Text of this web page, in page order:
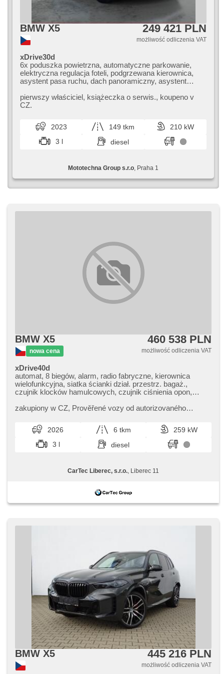
BMW X5 249 421 PLN
możliwość odliczenia VAT
xDrive30d
6x poduszka powietrzna, automatyczne parkowanie,
elektryczna regulacja foteli, podgrzewana kierownica,
asystent pasa ruchu, dach panoramiczny, asystent
opuszczane szyby, relingi dachowe, radio fabryczne,
klimatronic, ABS, przeciwpoślizgowy system kół (ASR),
drzwi, el. składane lusterka, stabilizacja podwozia (ESP),
halogeny, podgrzewane fotele, head-up display,
skórzanna tapicerka, czujnik deszczu, przycisk start,
hak holowniczy, czujnik ciśnienia opon, USB, automat,
pierwszy właściciel,​ książeczka o serwis.,​ koupeno v
CZ.
2023 149 tkm
210 kW
3 l
diesel
Mototechna Group s.r.o , Praha 1
BMW X5
nowa cena
460 538 PLN
możliwość odliczenia VAT
xDrive40d
automat, 8 biegów, alarm, radio fabryczne, kierownica
wielofunkcyjna, siatka ścianki dział. przestrz. bagaż.,
czujnik klocków hamulcowych, czujnik ciśnienia opon,
zařízení, bezklíčové odemykání, bezklíčové startování,
dach panoramiczny, zawieszenie pneumatyczne,
podgrzewane fotele, przednie fotele z masażem, LED denní
svícení, el. domykanie drzwi
zakupiony w CZ,​ Prověřené vozy od autorizovaného
kontaktujte naše prodejce nebo ná...
2026 6 tkm
259 kW
3 l
diesel
CarTec Liberec, s.r.o. , Liberec 11
BMW X5 445 216 PLN
możliwość odliczenia VAT